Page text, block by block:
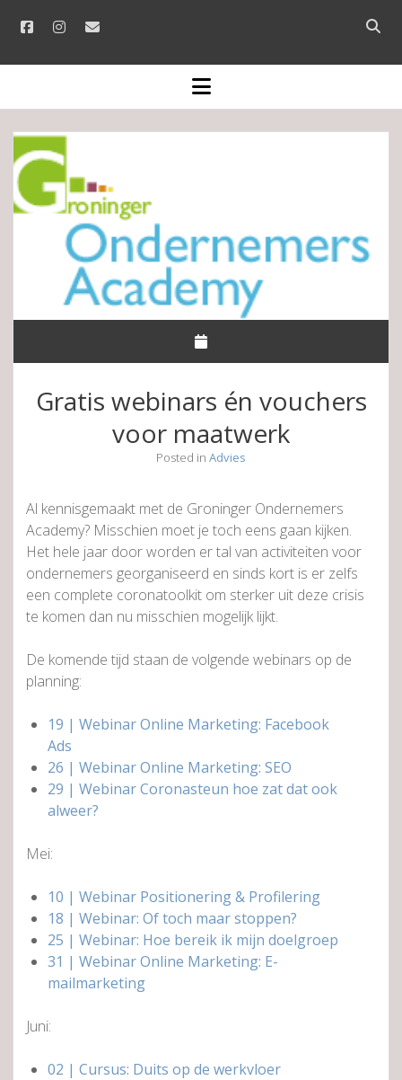
facebookinstagram
email
Open
bar
open
menu
Gratis webinars én vouchers
voor maatwerk
Posted in Advies
Al kennisgemaakt met de Groninger Ondernemers
Academy? Misschien moet je toch eens gaan kijken.
Het hele jaar door worden er tal van activiteiten voor
ondernemers georganiseerd en sinds kort is er zelfs
een complete coronatoolkit om sterker uit deze crisis
te komen dan nu misschien mogelijk lijkt.
De komende tijd staan de volgende webinars op de
planning:
19 | Webinar Online Marketing: Facebook
Ads
26 | Webinar Online Marketing: SEO
29 | Webinar Coronasteun hoe zat dat ook
alweer?
Mei:
10 | Webinar Positionering & Profilering
18 | Webinar: Of toch maar stoppen?
25 | Webinar: Hoe bereik ik mijn doelgroep
31 | Webinar Online Marketing: E-
mailmarketing
Juni:
02 | Cursus: Duits op de werkvloer